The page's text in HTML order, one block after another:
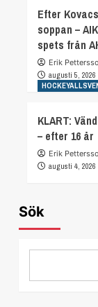
Efter
soppan –
spets från
Erik
augusti 5, 2026
KLART:
– efter 16 år
Erik
augusti 4, 2026
Sök